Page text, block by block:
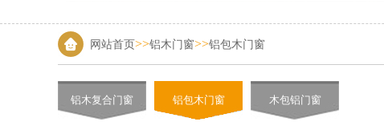
网站首页 >>铝木门窗>>铝包木门窗
铝木复合门窗 铝包木门窗 木包铝门窗